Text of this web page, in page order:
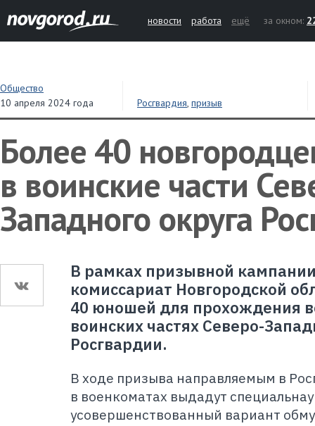
новости работа ещё за окном:
Общество
10 апреля 2024 года
Росгвардия, призыв
Более 40
в воинские части
Западного округа
В рамках призывной
комиссариат Новгородской
40 юношей для прохождения
воинских частях Северо-
Росгвардии.
В ходе призыва направляемым в
в военкоматах выдадут
усовершенствованный вариант